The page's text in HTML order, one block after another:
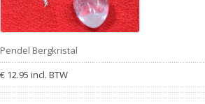
Pendel Bergkristal
€ 12.95 incl. BTW